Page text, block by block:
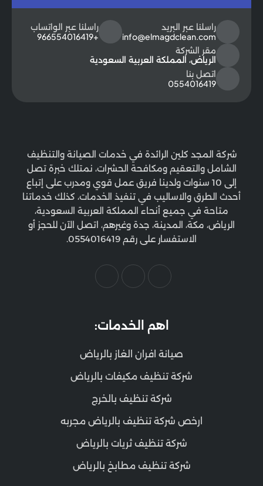
راسلنا عبر البريد
info@elmagdclean.com
راسلنا عبر الواتساب
+966554016419
مقر الشركة
الرياض، المملكة العربية السعودية
اتصل بنا
0554016419
شركة المجد كلين الرائدة في خدمات الصيانة والتنظيف
الشامل والتعقيم ومكافحة الحشرات، نمتلك خبرة تصل
إلى 10 سنوات ولدينا فريق عمل قوي ومدرب على إتباع
أحدث الطرق والاساليب في تنفيذ الخدمات، كذلك خدماتنا
متاحة في جميع أنحاء المملكة العربية السعودية،
الرياض، مكة، المدينة، جدة وغيرهم، اتصل الآن للحجز أو
الاستفسار على رقم 0554016419.
اهم الخدمات:
صيانة افران الغاز بالرياض
شركة تنظيف مكيفات بالرياض
شركة تنظيف بالخرج
ارخص شركة تنظيف بالرياض مجربه
شركة تنظيف ثريات بالرياض
شركة تنظيف مطابخ بالرياض